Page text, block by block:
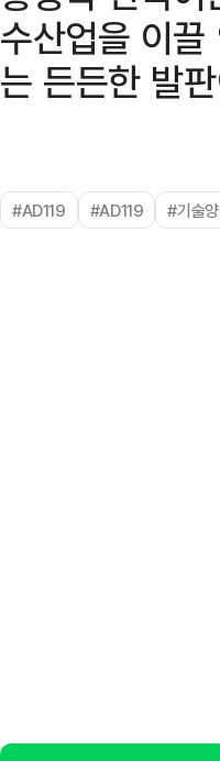
수산업을 이
는 든든한 발
#AD119 #AD119 #기술